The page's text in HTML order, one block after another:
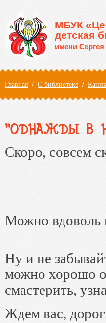
МБУК
детская
имени
Вы здесь
Главная / О библиотеке /
"ОДНАЖДЫ В
Скоро, совсем
Можно вдоволь
Ну и не
можно хорошо
смастерить,
Ждем вас,